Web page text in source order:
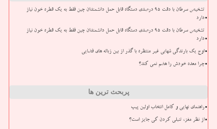
تشخیص سرطان با دقت ۹۵ درصدی دستگاه قابل حمل دانشمندان چین فقط به یک قطره خون نیاز
دارد
تشخیص سرطان با دقت ۹۵ درصدی دستگاه قابل حمل دانشمندان چین فقط به یک قطره خون نیاز
دارد
اوج یک بارندگی شهابی غیر منتظره با گذر از بین زباله های فضایی
چرا معده خودش را هضم نمی کند؟
پربحث ترین ها
راهنمای نهایی و کامل انتخاب اولین پیپ
از نظر مغز، تنبلی کردن کی جایز است؟